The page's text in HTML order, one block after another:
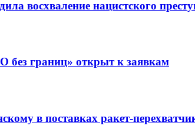
восхваление нацистского
без границ» открыт к заявкам
в поставках ракет-